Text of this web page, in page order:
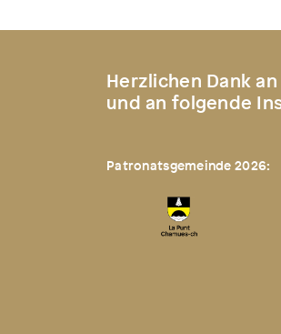
Herzlichen Dank
und an folgende
Patronatsgemeinde 2026: